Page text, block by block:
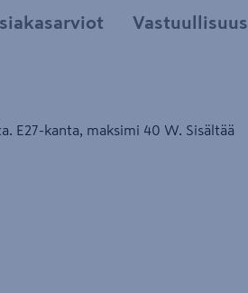
Vastuullisuus
E27-kanta, maksimi 40 W. Sisältää